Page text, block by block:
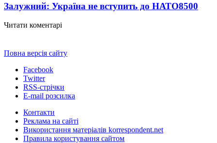
Залужний: Україна не вступить до НАТО8500
Читати коментарі
Повна версія сайту
Facebook
Twitter
RSS-стрічки
E-mail розсилка
Контакти
Реклама на сайті
Використання матеріалів korrespondent.net
Правила користування сайтом